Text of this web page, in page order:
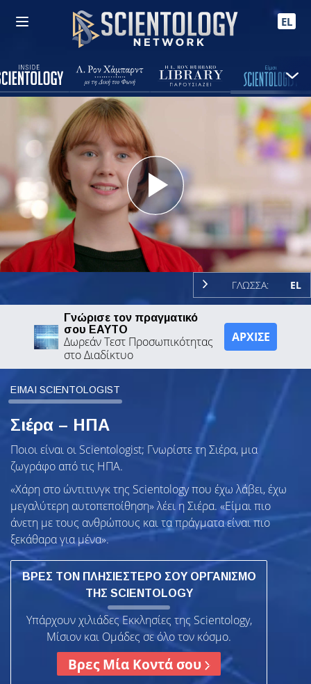
EL
Play
Video
ΓΛΩΣΣΑ: EL
Γνώρισε τον πραγματικό
σου ΕΑΥΤΟ
Δωρεάν Τεστ Προσωπικότητας
στο Διαδίκτυο
ΑΡΧΙΣΕ
ΕΙΜΑΙ SCIENTOLOGIST
Σιέρα – ΗΠΑ
Ποιοι είναι οι Scientologist; Γνωρίστε τη Σιέρα, μια
ζωγράφο από τις ΗΠΑ.
«Χάρη στο ώντιτινγκ της Scientology που έχω λάβει, έχω
μεγαλύτερη αυτοπεποίθηση» λέει η Σιέρα. «Είμαι πιο
άνετη με τους ανθρώπους και τα πράγματα είναι πιο
ξεκάθαρα για μένα».
ΒΡΕΣ ΤΟΝ ΠΛΗΣΙΕΣΤΕΡΟ ΣΟΥ ΟΡΓΑΝΙΣΜΟ
ΤΗΣ SCIENTOLOGY
Υπάρχουν χιλιάδες Εκκλησίες της Scientology,
Μίσιον και Ομάδες σε όλο τον κόσμο.
Βρες Μία Κοντά σου